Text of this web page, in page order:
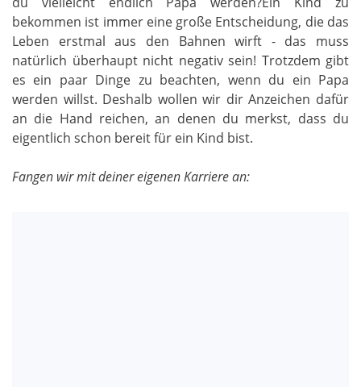
bekommen ist immer eine große Entscheidung, die das
Leben erstmal aus den Bahnen wirft - das muss
natürlich überhaupt nicht negativ sein! Trotzdem gibt
es ein paar Dinge zu beachten, wenn du ein Papa
werden willst. Deshalb wollen wir dir Anzeichen dafür
an die Hand reichen, an denen du merkst, dass du
eigentlich schon bereit für ein Kind bist.
Fangen wir mit deiner eigenen Karriere an: